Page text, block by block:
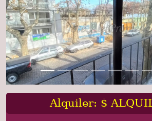
Previous
Alquiler: $